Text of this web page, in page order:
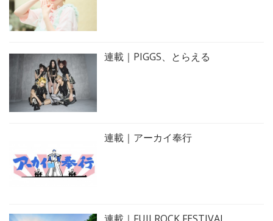
連載｜PIGGS、とらえる
連載｜アーカイ奉行